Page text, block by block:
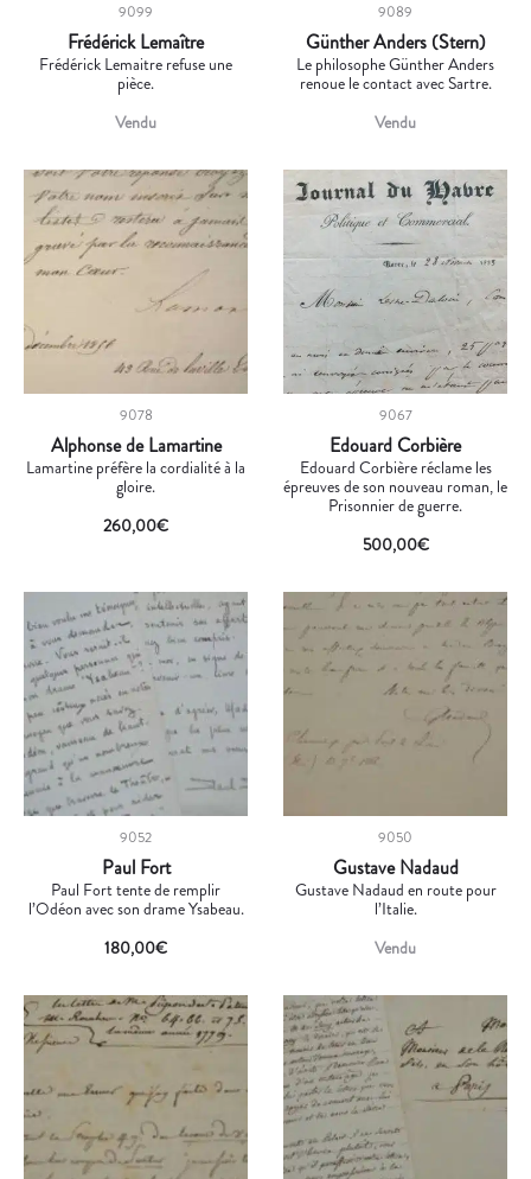
9099
Frédérick Lemaître
Frédérick Lemaitre refuse une
pièce.
Vendu
9089
Günther Anders (Stern)
Le philosophe Günther Anders
renoue le contact avec Sartre.
Vendu
9078
Alphonse de Lamartine
Lamartine préfère la cordialité à la
gloire.
260,00€
9067
Edouard Corbière
Edouard Corbière réclame les
épreuves de son nouveau roman, le
Prisonnier de guerre.
500,00€
9052
Paul Fort
Paul Fort tente de remplir
l’Odéon avec son drame Ysabeau.
180,00€
9050
Gustave Nadaud
Gustave Nadaud en route pour
l’Italie.
Vendu